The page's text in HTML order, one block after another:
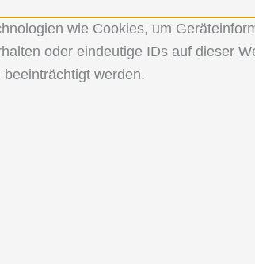
wie Cookies, um
oder eindeutige IDs auf dieser
werden.